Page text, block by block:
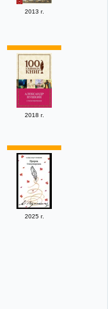
2013 г.
2018 г.
2025 г.